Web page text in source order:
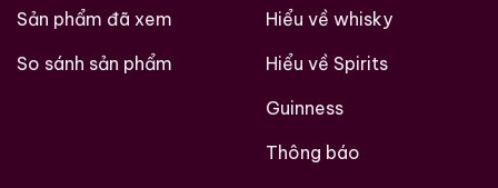
Sản phẩm đã xem
So sánh sản phẩm
Hiểu về whisky
Hiểu về Spirits
Guinness
Thông báo